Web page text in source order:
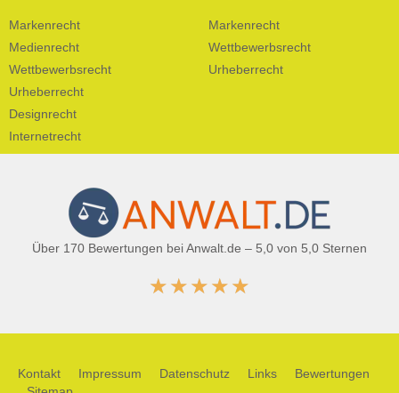
Markenrecht
Medienrecht
Wettbewerbsrecht
Urheberrecht
Designrecht
Internetrecht
Markenrecht
Wettbewerbsrecht
Urheberrecht
Über 170 Bewertungen bei Anwalt.de – 5,0 von 5,0 Sternen
★★★★★
Kontakt Impressum Datenschutz Links
Bewertungen